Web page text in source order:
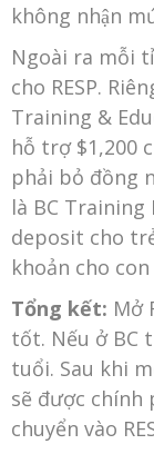
không nhận
Ngoài ra mỗi
cho RESP.
Training &
hỗ trợ $1,200
phải bỏ đồng
là BC
deposit cho
khoản cho
Tổng kết: Mở
tốt. Nếu ở BC
tuổi. Sau khi
sẽ được
chuyển vào